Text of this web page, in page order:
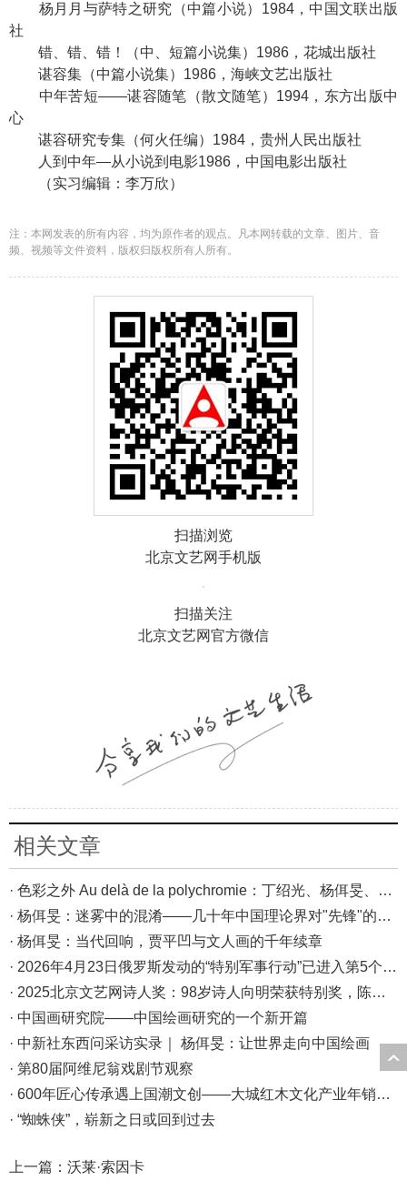
杨月月与萨特之研究（中篇小说）1984，中国文联出版
社
错、错、错！（中、短篇小说集）1986，花城出版社
谌容集（中篇小说集）1986，海峡文艺出版社
中年苦短——谌容随笔（散文随笔）1994，东方出版中
心
谌容研究专集（何火任编）1984，贵州人民出版社
人到中年—从小说到电影1986，中国电影出版社
（实习编辑：李万欣）
注：本网发表的所有内容，均为原作者的观点。凡本网转载的文章、图片、音
频、视频等文件资料，版权归版权所有人所有。
扫描浏览
北京文艺网手机版
扫描关注
北京文艺网官方微信
相关文章
· 色彩之外 Au delà de la polychromie：丁绍光、杨佴旻、Alain Cardenas·Castro巴黎展
· 杨佴旻：迷雾中的混淆——几十年中国理论界对"先锋"的误读，对创作的误导
· 杨佴旻：当代回响，贾平凹与文人画的千年续章
· 2026年4月23日俄罗斯发动的“特别军事行动”已进入第5个年头，俄乌局势最新综述
· 2025北京文艺网诗人奖：98岁诗人向明荣获特别奖，陈东东荣获诗人奖，茱萸荣获年度诗人奖！
· 中国画研究院——中国绘画研究的一个新开篇
· 中新社东西问采访实录｜ 杨佴旻：让世界走向中国绘画
· 第80届阿维尼翁戏剧节观察
· 600年匠心传承遇上国潮文创——大城红木文化产业年销80亿的“火”与“活”
· “蜘蛛侠”，崭新之日或回到过去
上一篇： 沃莱·索因卡